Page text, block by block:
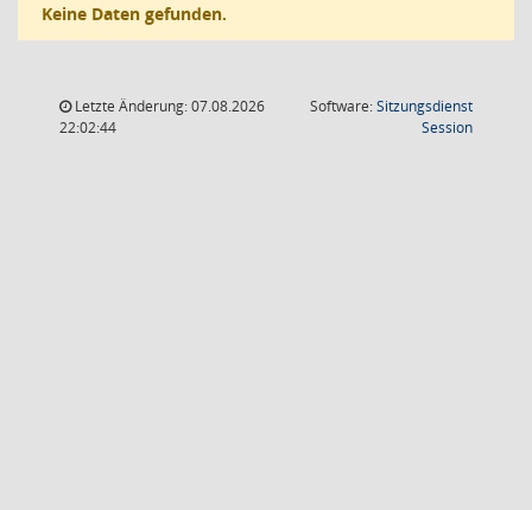
Keine Daten gefunden.
Letzte Änderung: 07.08.2026
22:02:44
Software:Sitzungsdienst
Session(Wird in